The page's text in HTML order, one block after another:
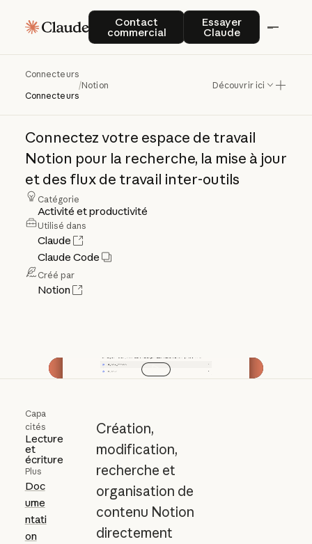
Contact
commercial
Contact commercial
Essayer
Claude
Essayer Claude
Connecteurs
Connecteurs
/Notion Découvrir ici
Notion
Connectez votre espace de travail
Notion pour la recherche, la mise à jour
et des flux de travail inter-outils
Catégorie
Activité et productivité
Utilisé dans
Claude
Claude Code
Créé par
Notion
Lire la vidéo
Capa
cités
Lecture
et
écriture
Plus
Doc
ume
ntati
on
Création,
modification,
recherche et
organisation de
contenu Notion
directement